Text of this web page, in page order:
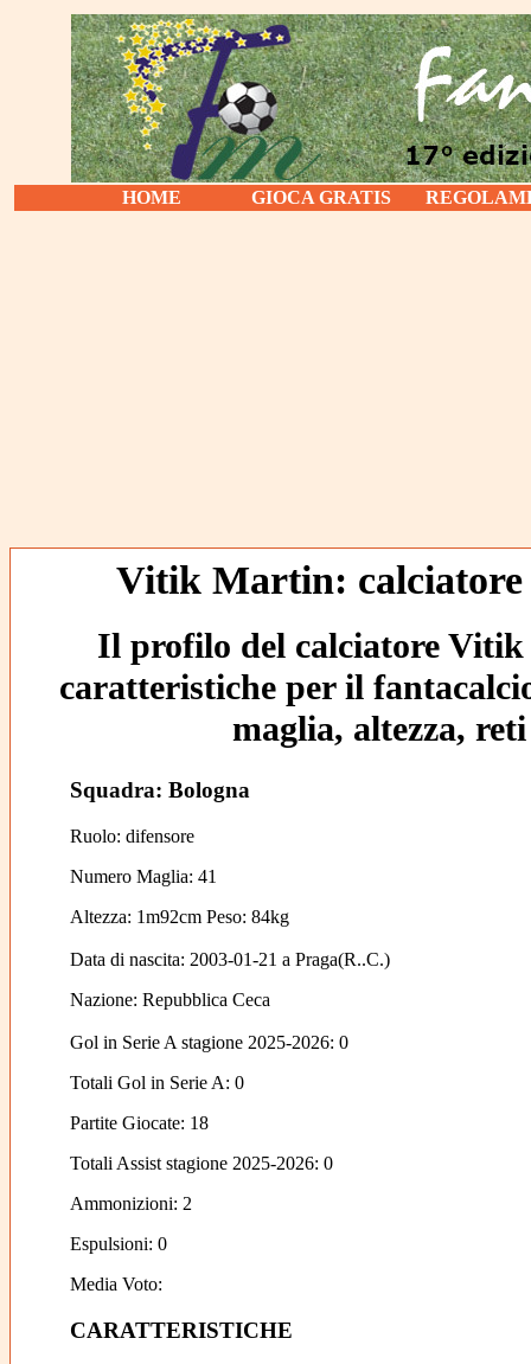
HOME GIOCA GRATIS
Vitik Martin: calciatore
Il profilo del calciatore
caratteristiche per il
maglia, altezza,
Squadra: Bologna
Ruolo: difensore
Numero Maglia: 41
Altezza: 1m92cm Peso: 84kg
Data di nascita: 2003-01-21 a Praga(R..C.)
Nazione: Repubblica Ceca
Gol in Serie A stagione 2025-2026: 0
Totali Gol in Serie A: 0
Partite Giocate: 18
Totali Assist stagione 2025-2026: 0
Ammonizioni: 2
Espulsioni: 0
Media Voto:
CARATTERISTICHE